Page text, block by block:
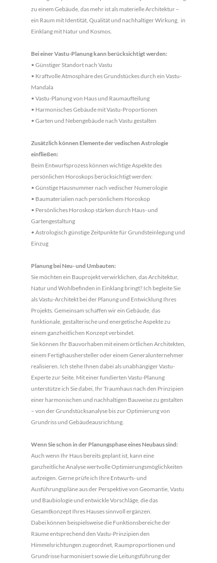
zu einem Gebäude, das mehr ist als materielle Architektur –
ein Raum mit Identität, Qualität und nachhaltiger Wirkung, in
Einklang mit Natur und Kosmos.
Bei einer Vastu-Planung kann berücksichtigt werden:
• Günstiger Standort nach Vastu
• Kraftvolle Atmosphäre des Grundstückes durch ein Vastu-
Mandala
• Vastu-Planung von Haus und Raumaufteilung
• Harmonisches Gebäude mit Vastu-Proportionen
• Garten und Nebengebäude nach Vastu gestalten
Zusätzlich können Elemente der vedischen Astrologie
einfließen:
Beim Entwurfsprozess können wichtige Aspekte des
persönlichen Horoskops berücksichtigt werden:
• Günstige Hausnummer nach vedischer Numerologie
• Baumaterialien nach persönlichem Horoskop
• Persönliches Horoskop stärken durch Haus- und
Gartengestaltung
• Astrologisch günstige Zeitpunkte für Grundsteinlegung und
Einzug
Planung bei Neu- und Umbauten:
Sie möchten ein Bauprojekt verwirklichen, das Architektur,
Natur und Wohlbefinden in Einklang bringt? Ich begleite Sie
als Vastu-Architekt bei der Planung und Entwicklung Ihres
Projekts. Gemeinsam schaffen wir ein Gebäude, das
funktionale, gestalterische und energetische Aspekte zu
einem ganzheitlichen Konzept verbindet.
Sie können Ihr Bauvorhaben mit einem örtlichen Architekten,
einem Fertighaushersteller oder einem Generalunternehmer
realisieren. Ich stehe Ihnen dabei als unabhängiger Vastu-
Experte zur Seite. Mit einer fundierten Vastu-Planung
unterstütze ich Sie dabei, Ihr Traumhaus nach den Prinzipien
einer harmonischen und nachhaltigen Bauweise zu gestalten
– von der Grundstücksanalyse bis zur Optimierung von
Grundriss und Gebäudeausrichtung.
Wenn Sie schon in der Planungsphase eines Neubaus sind:
Auch wenn Ihr Haus bereits geplant ist, kann eine
ganzheitliche Analyse wertvolle Optimierungsmöglichkeiten
aufzeigen. Gerne prüfe ich Ihre Entwurfs- und
Ausführungspläne aus der Perspektive von Geomantie, Vastu
und Baubiologie und entwickle Vorschläge, die das
Gesamtkonzept Ihres Hauses sinnvoll ergänzen.
Dabei können beispielsweise die Funktionsbereiche der
Räume entsprechend den Vastu-Prinzipien den
Himmelsrichtungen zugeordnet, Raumproportionen und
Grundrisse harmonisiert sowie die Leitungsführung der